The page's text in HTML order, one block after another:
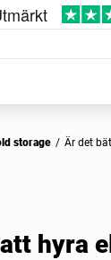
storage / Är det
hyra